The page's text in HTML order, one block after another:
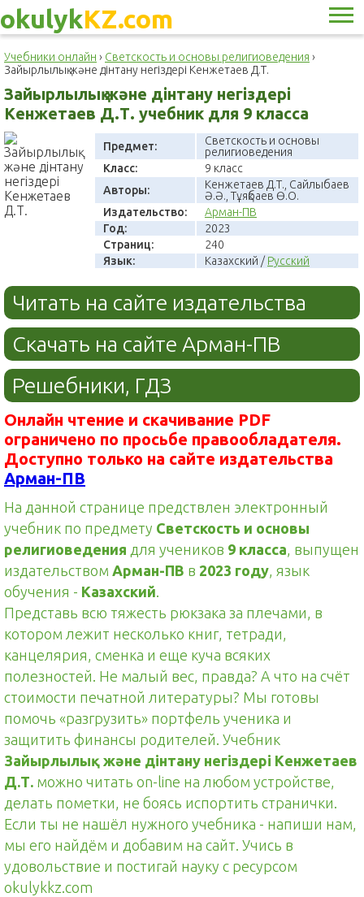
okulykKZ.com
Учебники онлайн › Светскость и основы религиоведения ›
Зайырлылық және дінтану негіздері Кенжетаев Д.Т.
Зайырлылық және дінтану негіздері
Кенжетаев Д.Т. учебник для 9 класса
Предмет:
Светскость и основы
религиоведения
Класс:
9 класс
Авторы:
Кенжетаев Д.Т., Сайлыбаев
Ә.Ә., Тұяқбаев Ө.О.
Издательство:
Арман-ПВ
Год:
2023
Страниц:
240
Язык:
Казахский / Русский
Читать на сайте издательства
Скачать на сайте Арман-ПВ
Решебники, ГДЗ
Онлайн чтение и скачивание PDF
ограничено по просьбе правообладателя.
Доступно только на сайте издательства
Арман-ПВ
На данной странице предствлен электронный
учебник по предмету Светскость и основы
религиоведения для учеников 9 класса, выпущен
издательством Арман-ПВ в 2023 году, язык
обучения - Казахский.
Представь всю тяжесть рюкзака за плечами, в
котором лежит несколько книг, тетради,
канцелярия, сменка и еще куча всяких
полезностей. Не малый вес, правда? А что на счёт
стоимости печатной литературы? Мы готовы
помочь «разгрузить» портфель ученика и
защитить финансы родителей. Учебник
Зайырлылық және дінтану негіздері Кенжетаев
Д.Т. можно читать on-line на любом устройстве,
делать пометки, не боясь испортить странички.
Если ты не нашёл нужного учебника - напиши нам,
мы его найдём и добавим на сайт. Учись в
удовольствие и постигай науку с ресурсом
okulykkz.com